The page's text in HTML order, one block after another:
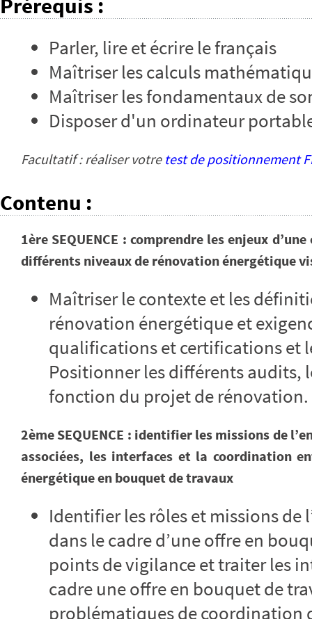
Prérequis :
Parler, lire et écrire le français
Maîtriser les calculs
Maîtriser les fondamentaux de
Disposer d'un ordinateur
Facultatif : réaliser votre test de positionnement
Contenu :
1ère SEQUENCE : comprendre les enjeux
différents niveaux de rénovation énergétique
Maîtriser le contexte et les
rénovation énergétique et
qualifications et certifications et
Positionner les différents audits,
fonction du projet de rénovation.
2ème SEQUENCE : identifier les missions de
associées, les interfaces et la coordination
énergétique en bouquet de travaux
Identifier les rôles et missions de
dans le cadre d’une offre en
points de vigilance et traiter les
cadre une offre en bouquet de
problématiques de coordination